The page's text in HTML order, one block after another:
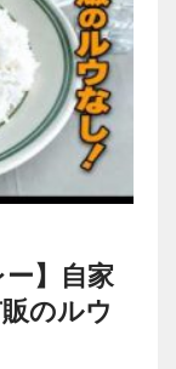
】自家
のルウ